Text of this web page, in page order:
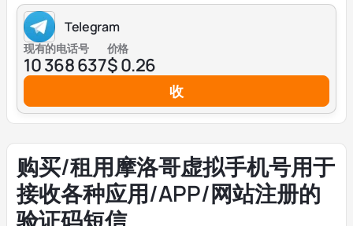
Telegram
现有的电话号
10 368 637
价格
$ 0.26
收
购买/租用摩洛哥虚拟手机号用于
接收各种应用/APP/网站注册的
验证码短信